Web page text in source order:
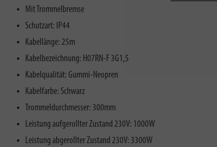
Mit Trommelbremse
Schutzart: IP44
Kabellänge: 25m
Kabelbezeichnung: H07RN-F 3G1,5
Kabelqualität: Gummi-Neopren
Kabelfarbe: Schwarz
Trommeldurchmesser: 300mm
Leistung aufgerollter Zustand 230V: 1000W
Leistung abgerollter Zustand 230V: 3300W